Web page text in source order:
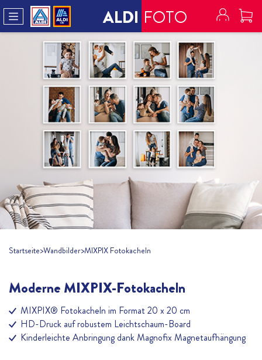
ALDI FOTO
Startseite>Wandbilder>MIXPIX Fotokacheln
Moderne MIXPIX-Fotokacheln
MIXPIX® Fotokacheln im Format 20 x 20 cm
HD-Druck auf robustem Leichtschaum-Board
Kinderleichte Anbringung dank Magnofix Magnetaufhängung